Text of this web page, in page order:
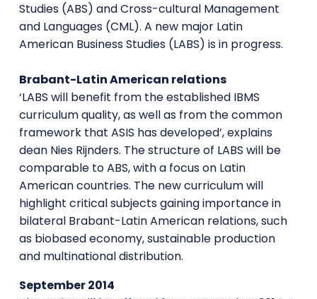
Studies (ABS) and Cross-cultural Management
and Languages (CML). A new major Latin
American Business Studies (LABS) is in progress.
Brabant-Latin American relations
‘LABS will benefit from the established IBMS
curriculum quality, as well as from the common
framework that ASIS has developed’, explains
dean Nies Rijnders. The structure of LABS will be
comparable to ABS, with a focus on Latin
American countries. The new curriculum will
highlight critical subjects gaining importance in
bilateral Brabant-Latin American relations, such
as biobased economy, sustainable production
and multinational distribution.
September 2014